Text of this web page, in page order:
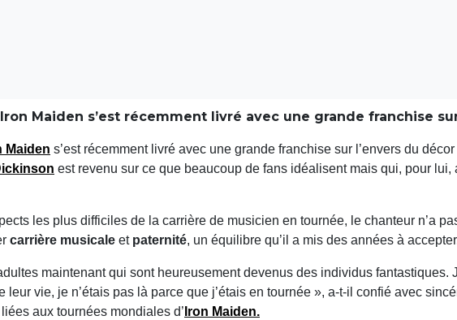
Maiden s’est récemment livré avec une grande franchise
Maiden s’est récemment livré avec une grande franchise sur l’envers du
est revenu sur ce que beaucoup de fans idéalisent mais qui, pour
les plus difficiles de la carrière de musicien en tournée, le chanteur n’a
carrière musicale et paternité, un équilibre qu’il a mis des années à
maintenant qui sont heureusement devenus des individus fantastiques.
leur vie, je n’étais pas là parce que j’étais en tournée », a-t-il confié avec
aux tournées mondiales d’ Iron Maiden.